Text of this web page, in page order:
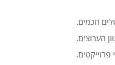
חכמים.
הערוצים.